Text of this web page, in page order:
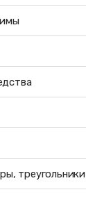
треугольники